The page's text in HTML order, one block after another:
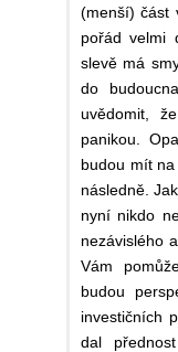
(menší) část
pořád velmi
slevě má
do
uvědomit,
panikou.
budou mít
následně.
nyní nikdo
nezávislého
Vám
budou
investičních
dal